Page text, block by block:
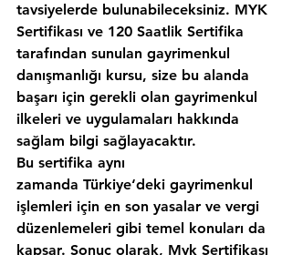
tavsiyelerde bulunabileceksiniz. MYK
Sertifikası ve 120 Saatlik Sertifika
tarafından sunulan gayrimenkul
danışmanlığı kursu, size bu alanda
başarı için gerekli olan gayrimenkul
ilkeleri ve uygulamaları hakkında
sağlam bilgi sağlayacaktır.
Bu sertifika aynı
zamanda Türkiye‘deki gayrimenkul
işlemleri için en son yasalar ve vergi
düzenlemeleri gibi temel konuları da
kapsar. Sonuç olarak, Myk Sertifikası